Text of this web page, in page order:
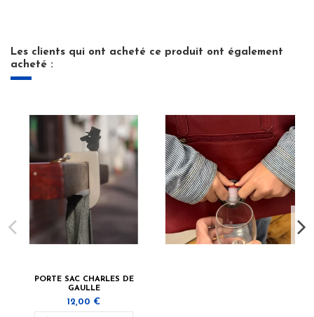
Les clients qui ont acheté ce produit ont également
acheté :
PORTE SAC CHARLES DE
GAULLE
12,00 €